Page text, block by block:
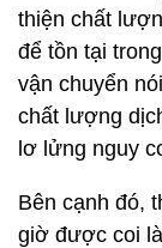
thiện chất
để tồn tại
vận chuyển
chất lượng
lơ lửng nguy
Bên cạnh đó,
giờ được coi